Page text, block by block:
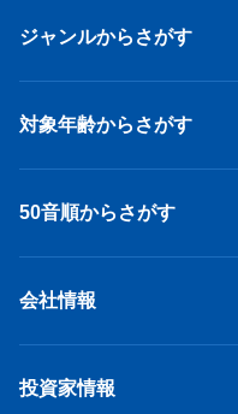
ジャンルからさがす
対象年齢からさがす
50音順からさがす
会社情報
投資家情報